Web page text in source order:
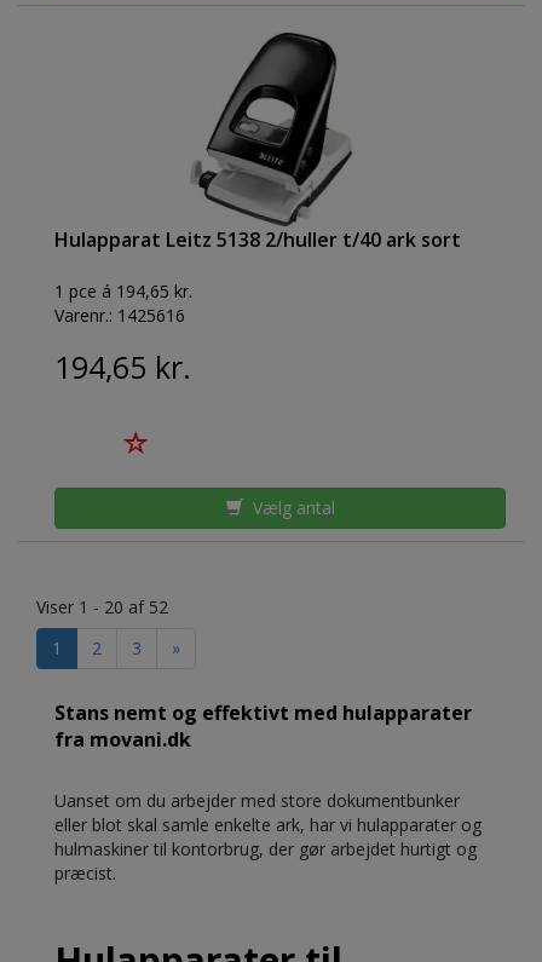
Hulapparat Leitz 5138 2/huller t/40 ark sort
1 pce á 194,65 kr.
Varenr.: 1425616
194,65 kr.
Vælg antal
Viser 1 - 20 af 52
1
2 3 »
Stans nemt og effektivt med hulapparater
fra movani.dk
Uanset om du arbejder med store dokumentbunker
eller blot skal samle enkelte ark, har vi hulapparater og
hulmaskiner til kontorbrug, der gør arbejdet hurtigt og
præcist.